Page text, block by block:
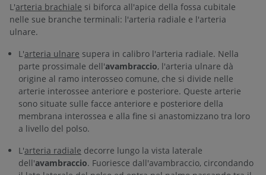
L'arteria brachiale si biforca all'apice della fossa cubitale
nelle sue branche terminali: l'arteria radiale e l'arteria
ulnare.
L'arteria ulnare supera in calibro l'arteria radiale. Nella
parte prossimale dell'avambraccio, l'arteria ulnare dà
origine al ramo interosseo comune, che si divide nelle
arterie interossee anteriore e posteriore. Queste arterie
sono situate sulle facce anteriore e posteriore della
membrana interossea e alla fine si anastomizzano tra loro
a livello del polso.
L'arteria radiale decorre lungo la vista laterale
dell'avambraccio. Fuoriesce dall'avambraccio, circondando